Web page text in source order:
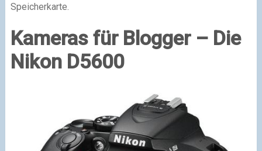
Speicherkarte.
Kameras für Blogger – Die
Nikon D5600